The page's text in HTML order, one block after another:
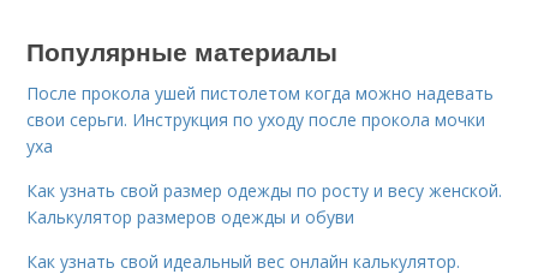
Популярные материалы
После прокола ушей пистолетом когда можно надевать
свои серьги. Инструкция по уходу после прокола мочки
уха
Как узнать свой размер одежды по росту и весу женской.
Калькулятор размеров одежды и обуви
Как узнать свой идеальный вес онлайн калькулятор.